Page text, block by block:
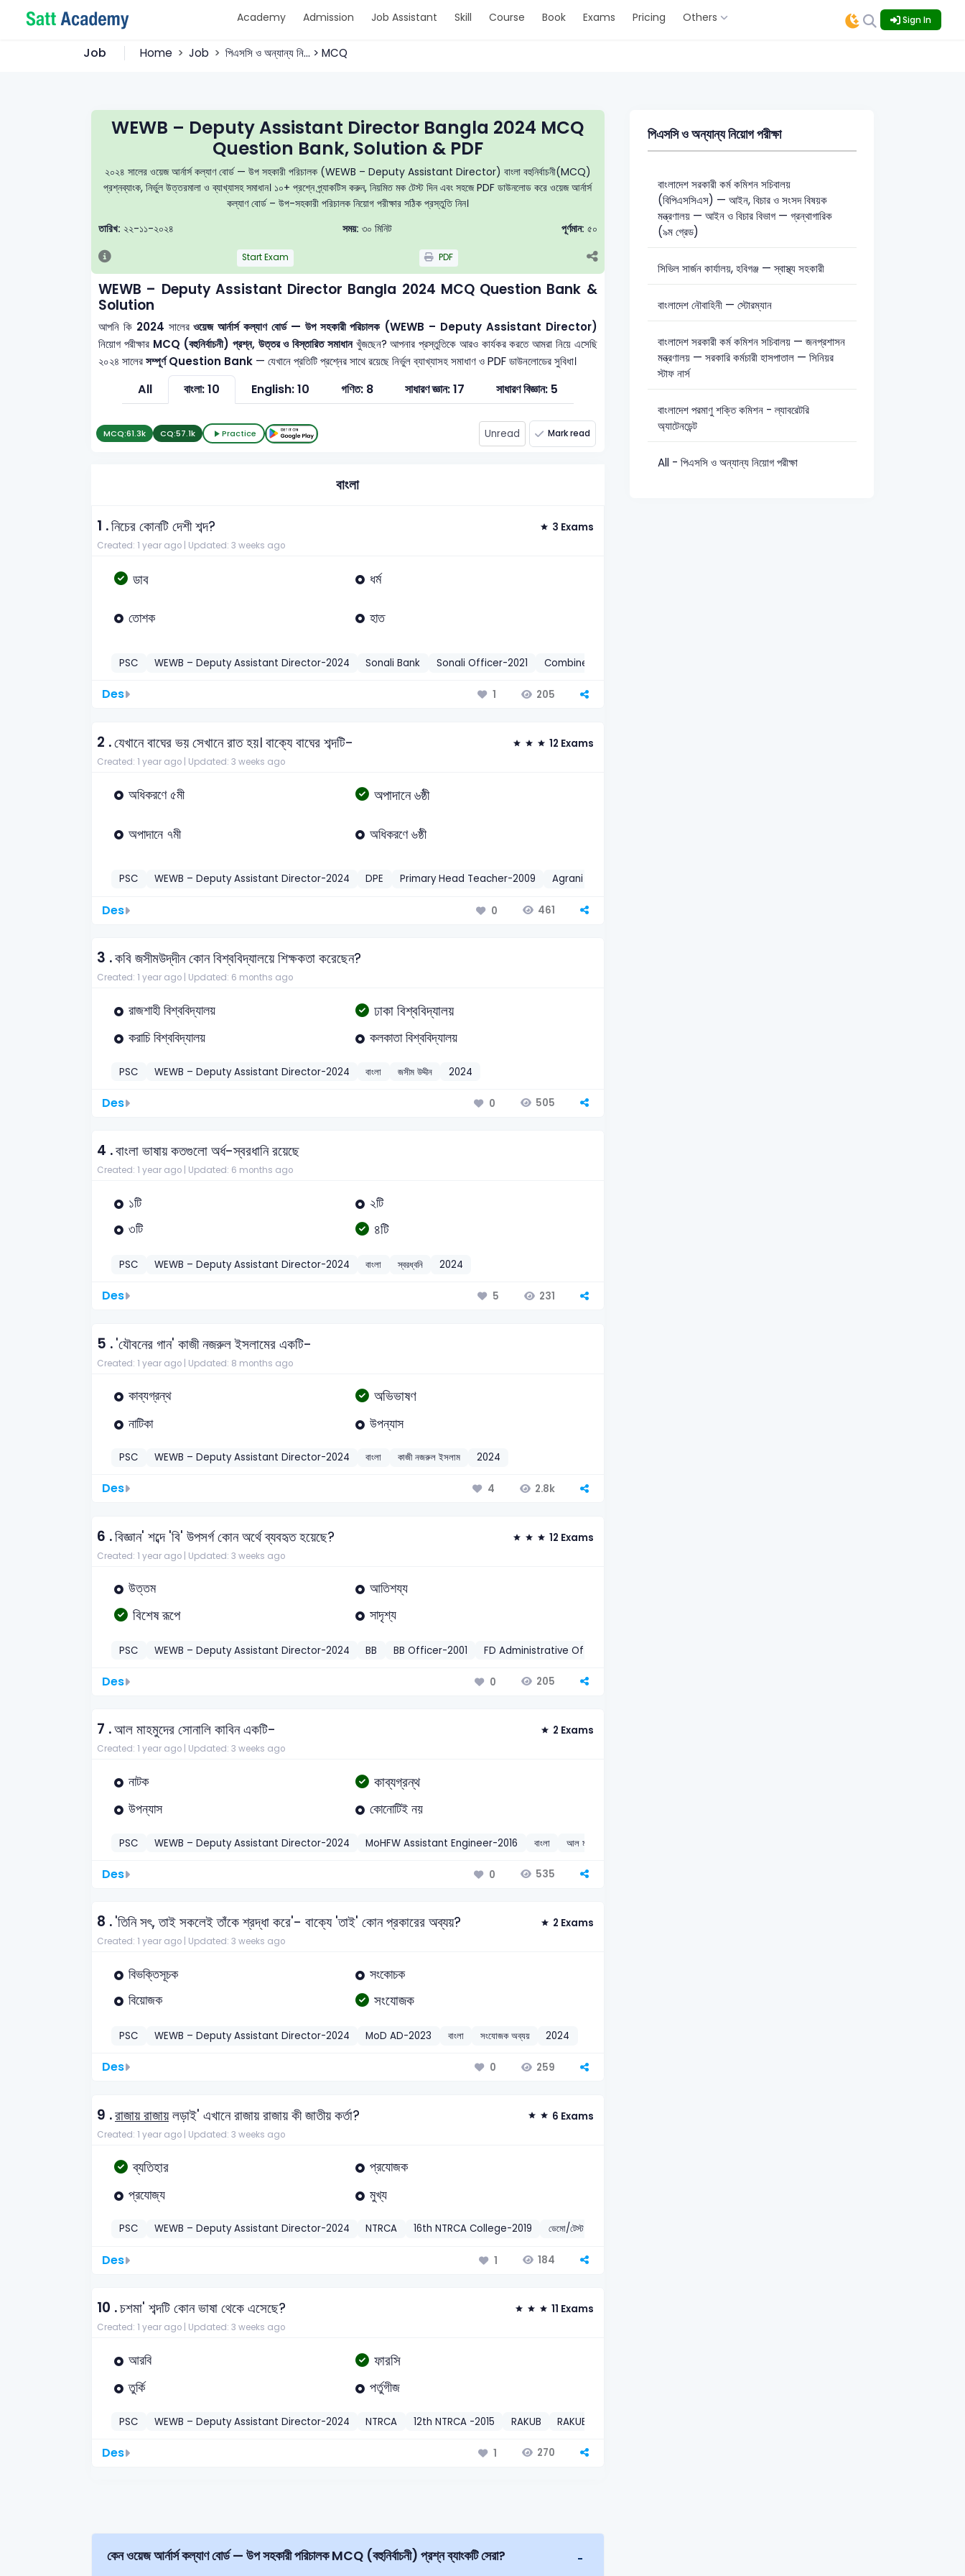
Academy Admission Job Assistant Skill Course Book Exams Pricing Others Sign In
Job Home Job পিএসসি ও অন্যান্য নি... > MCQ
WEWB – Deputy Assistant Director Bangla 2024 MCQ
Question Bank, Solution & PDF
২০২৪ সালের ওয়েজ আর্নার্স কল্যাণ বোর্ড — উপ সহকারী পরিচালক (WEWB – Deputy Assistant Director) বাংলা বহুনির্বাচনী(MCQ)
প্রশ্নব্যাংক, নির্ভুল উত্তরমালা ও ব্যাখ্যাসহ সমাধান। ১০+ প্রশ্নে প্র্যাকটিস করুন, নিয়মিত মক টেস্ট দিন এবং সহজে PDF ডাউনলোড করে ওয়েজ আর্নার্স
কল্যাণ বোর্ড – উপ-সহকারী পরিচালক নিয়োগ পরীক্ষার সঠিক প্রস্তুতি নিন।
তারিখ: ২২-১১-২০২৪ সময়: ৩০ মিনিট পূর্ণমান: ৫০
Start Exam PDF
WEWB – Deputy Assistant Director Bangla 2024 MCQ Question Bank &
Solution
আপনি কি 2024 সালেরওয়েজ আর্নার্স কল্যাণ বোর্ড — উপ সহকারী পরিচালক (WEWB – Deputy Assistant Director)
নিয়োগ পরীক্ষার MCQ (বহুনির্বাচনী) প্রশ্ন, উত্তর ও বিস্তারিত সমাধানখুঁজছেন? আপনার প্রস্তুতিকে আরও কার্যকর করতে আমরা নিয়ে এসেছি
২০২৪ সালেরসম্পূর্ণ Question Bank — যেখানে প্রতিটি প্রশ্নের সাথে রয়েছে নির্ভুল ব্যাখ্যাসহ সমাধাণ ও PDF ডাউনলোডের সুবিধা।
All বাংলা: 10 English: 10 গণিত: 8 সাধারণ জ্ঞান: 17 সাধারণ বিজ্ঞান: 5
MCQ:61.3k CQ:57.1k Practice Unread Mark read
বাংলা
1 .নিচের কোনটি দেশী শব্দ? 3 Exams
Created: 1 year ago | Updated: 3 weeks ago
ডাব ধর্ম
তোশক হাত
PSC WEWB – Deputy Assistant Director-2024 Sonali Bank Sonali Officer-2021 Combined Bank
Des 1 205
2 .যেখানে বাঘের ভয় সেখানে রাত হয়। বাক্যে বাঘের শব্দটি- 12 Exams
Created: 1 year ago | Updated: 3 weeks ago
অধিকরণে ৫মী অপাদানে ৬ষ্ঠী
অপাদানে ৭মী অধিকরণে ৬ষ্ঠী
PSC WEWB – Deputy Assistant Director-2024 DPE Primary Head Teacher-2009 Agrani Bank
Des 0 461
3 .কবি জসীমউদ্‌দীন কোন বিশ্ববিদ্যালয়ে শিক্ষকতা করেছেন?
Created: 1 year ago | Updated: 6 months ago
রাজশাহী বিশ্ববিদ্যালয় ঢাকা বিশ্ববিদ্যালয়
করাচি বিশ্ববিদ্যালয় কলকাতা বিশ্ববিদ্যালয়
PSC WEWB – Deputy Assistant Director-2024 বাংলা জসীম উদ্দীন 2024
Des 0 505
4 .বাংলা ভাষায় কতগুলো অর্ধ-স্বরধানি রয়েছে
Created: 1 year ago | Updated: 6 months ago
১টি
২টি
৩টি
৪টি
PSC WEWB – Deputy Assistant Director-2024 বাংলা স্বরধ্বনি 2024
Des 5 231
5 .'যৌবনের গান' কাজী নজরুল ইসলামের একটি-
Created: 1 year ago | Updated: 8 months ago
কাব্যগ্রন্থ অভিভাষণ
নাটিকা উপন্যাস
PSC WEWB – Deputy Assistant Director-2024 বাংলা কাজী নজরুল ইসলাম 2024
Des 4 2.8k
6 .বিজ্ঞান' শব্দে 'বি' উপসর্গ কোন অর্থে ব্যবহৃত হয়েছে? 12 Exams
Created: 1 year ago | Updated: 3 weeks ago
উত্তম আতিশয্য
বিশেষ রূপে সাদৃশ্য
PSC WEWB – Deputy Assistant Director-2024 BB BB Officer-2001 FD Administrative Officer-2004
Des 0 205
7 .আল মাহমুদের সোনালি কাবিন একটি- 2 Exams
Created: 1 year ago | Updated: 3 weeks ago
নাটক কাব্যগ্রন্থ
উপন্যাস কোনোটিই নয়
PSC WEWB – Deputy Assistant Director-2024 MoHFW Assistant Engineer-2016 বাংলা আল মাহমুদ
Des 0 535
8 .'তিনি সৎ, তাই সকলেই তাঁকে শ্রদ্ধা করে'- বাক্যে 'তাই' কোন প্রকারের অব্যয়? 2 Exams
Created: 1 year ago | Updated: 3 weeks ago
বিভক্তিসূচক
সংকোচক
বিয়োজক
সংযোজক
PSC WEWB – Deputy Assistant Director-2024 MoD AD-2023 বাংলা সংযোজক অব্যয় 2024
Des 0 259
9 .রাজায় রাজায়লড়াই' এখানে রাজায় রাজায় কী জাতীয় কর্তা? 6 Exams
Created: 1 year ago | Updated: 3 weeks ago
ব্যতিহার
প্রযোজক
প্রযোজ্য
মুখ্য
PSC WEWB – Deputy Assistant Director-2024 NTRCA 16th NTRCA College-2019 ডেমো/টেস্ট
Des 1 184
10 .চশমা' শব্দটি কোন ভাষা থেকে এসেছে? 11 Exams
Created: 1 year ago | Updated: 3 weeks ago
আরবি ফারসি
তুর্কি পর্তুগীজ
PSC WEWB – Deputy Assistant Director-2024 NTRCA 12th NTRCA -2015 RAKUB RAKUB Officer-2015
Des 1 270
কেন ওয়েজ আর্নার্স কল্যাণ বোর্ড — উপ সহকারী পরিচালক MCQ (বহুনির্বাচনী) প্রশ্ন ব্যাংকটি সেরা?
পিএসসি ও অন্যান্য নিয়োগ পরীক্ষা
বাংলাদেশ সরকারী কর্ম কমিশন সচিবালয়
(বিপিএসসিএস) — আইন, বিচার ও সংসদ বিষয়ক
মন্ত্রণালয় — আইন ও বিচার বিভাগ — গ্রন্থাগারিক
(৯ম গ্রেড)
সিভিল সার্জন কার্যালয়, হবিগঞ্জ — স্বাস্থ্য সহকারী
বাংলাদেশ নৌবাহিনী — স্টোরম্যান
বাংলাদেশ সরকারী কর্ম কমিশন সচিবালয় — জনপ্রশাসন
মন্ত্রণালয় — সরকারি কর্মচারী হাসপাতাল — সিনিয়র
স্টাফ নার্স
বাংলাদেশ পরমাণু শক্তি কমিশন - ল্যাবরেটরি
অ্যাটেনডেন্ট
All - পিএসসি ও অন্যান্য নিয়োগ পরীক্ষা